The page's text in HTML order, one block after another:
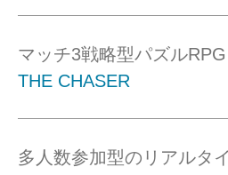
マッチ3戦略型パズルRPG
THE CHASER
多人数参加型のリアルタ